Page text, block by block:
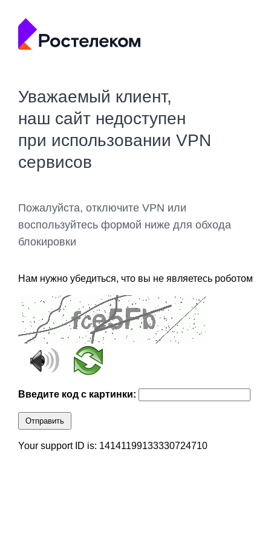
Уважаемый клиент,
наш сайт недоступен
при использовании VPN
сервисов
Пожалуйста, отключите VPN или
воспользуйтесь формой ниже для обхода
блокировки
Нам нужно убедиться, что вы не являетесь роботом
Введите код с картинки:
Отправить
Your support ID is: 14141199133330724710